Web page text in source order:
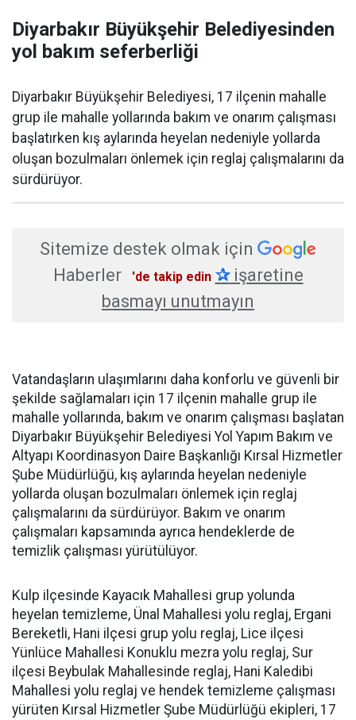
Diyarbakır Büyükşehir Belediyesinden
yol bakım seferberliği
Diyarbakır Büyükşehir Belediyesi, 17 ilçenin mahalle
grup ile mahalle yollarında bakım ve onarım çalışması
başlatırken kış aylarında heyelan nedeniyle yollarda
oluşan bozulmaları önlemek için reglaj çalışmalarını da
sürdürüyor.
Sitemize destek olmak için
Haberler
'de takip edin ✰işaretine
basmayı unutmayın
Vatandaşların ulaşımlarını daha konforlu ve güvenli bir
şekilde sağlamaları için 17 ilçenin mahalle grup ile
mahalle yollarında, bakım ve onarım çalışması başlatan
Diyarbakır Büyükşehir Belediyesi Yol Yapım Bakım ve
Altyapı Koordinasyon Daire Başkanlığı Kırsal Hizmetler
Şube Müdürlüğü, kış aylarında heyelan nedeniyle
yollarda oluşan bozulmaları önlemek için reglaj
çalışmalarını da sürdürüyor. Bakım ve onarım
çalışmaları kapsamında ayrıca hendeklerde de
temizlik çalışması yürütülüyor.
Kulp ilçesinde Kayacık Mahallesi grup yolunda
heyelan temizleme, Ünal Mahallesi yolu reglaj, Ergani
Bereketli, Hani ilçesi grup yolu reglaj, Lice ilçesi
Yünlüce Mahallesi Konuklu mezra yolu reglaj, Sur
ilçesi Beybulak Mahallesinde reglaj, Hani Kaledibi
Mahallesi yolu reglaj ve hendek temizleme çalışması
yürüten Kırsal Hizmetler Şube Müdürlüğü ekipleri, 17